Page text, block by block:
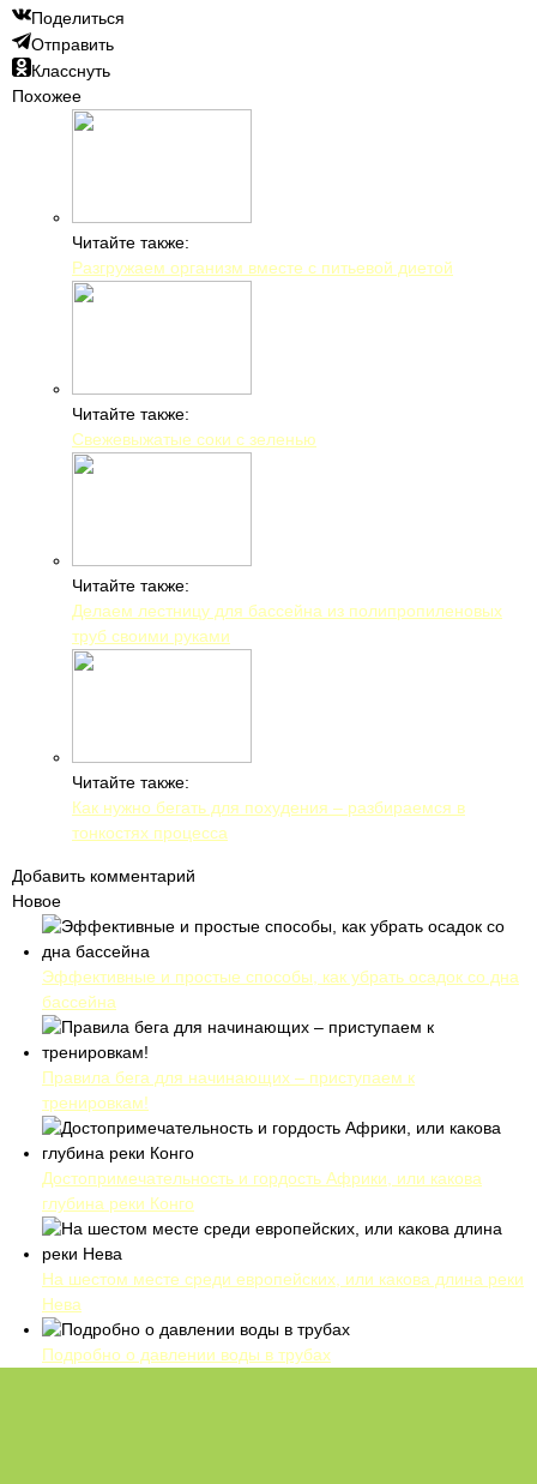
Поделиться
Отправить
Класснуть
Похожее
Читайте также:
Разгружаем организм вместе с питьевой диетой
Читайте также:
Свежевыжатые соки с зеленью
Читайте также:
Делаем лестницу для бассейна из полипропиленовых
труб своими руками
Читайте также:
Как нужно бегать для похудения – разбираемся в
тонкостях процесса
Добавить комментарий
Новое
Эффективные и простые способы, как убрать осадок со дна
бассейна
Правила бега для начинающих – приступаем к
тренировкам!
Достопримечательность и гордость Африки, или какова
глубина реки Конго
На шестом месте среди европейских, или какова длина реки
Нева
Подробно о давлении воды в трубах